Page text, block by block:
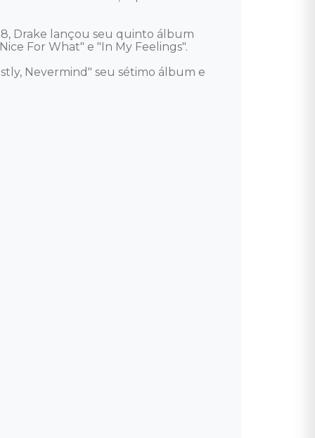
Drake lançou seu quinto álbum
For What" e "In My Feelings".
Nevermind" seu sétimo álbum e